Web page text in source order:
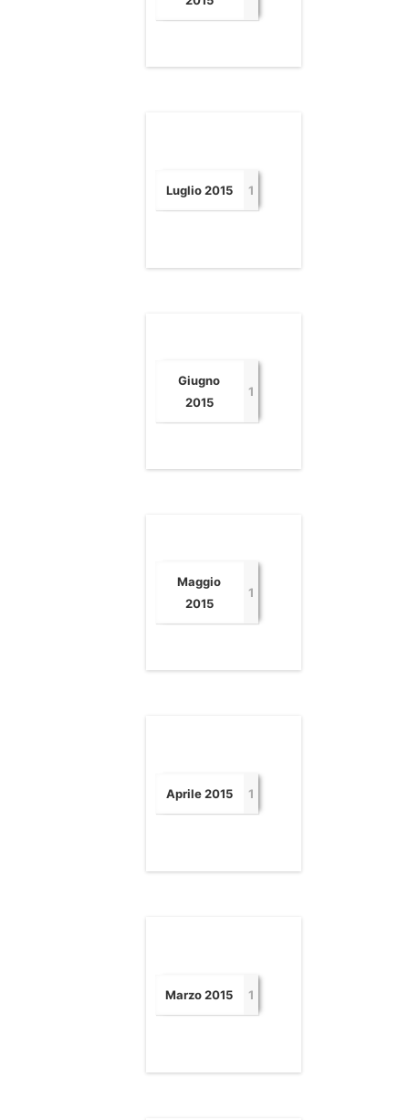
Luglio 2015 1
Giugno
2015
1
Maggio
2015
1
Aprile 2015 1
Marzo 2015 1